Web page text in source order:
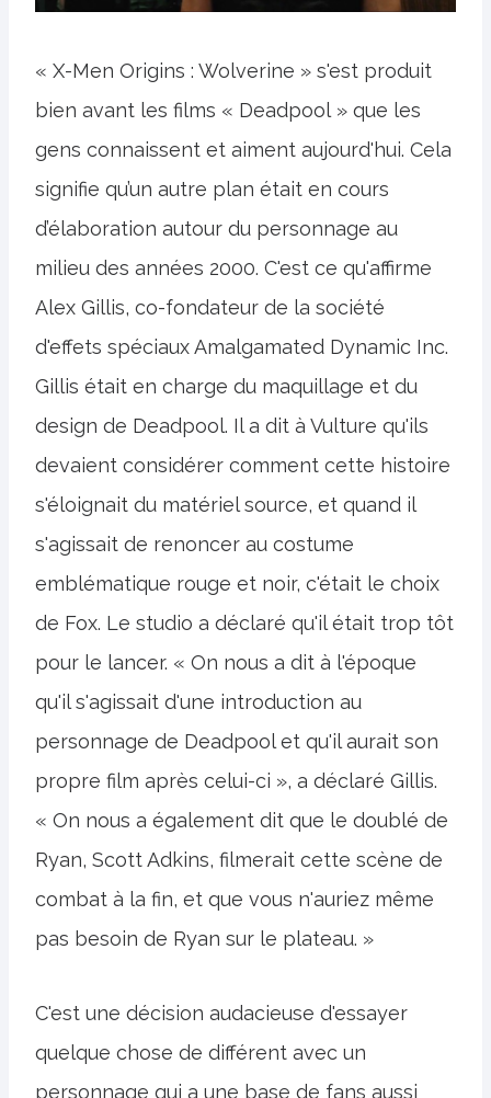
« X-Men Origins : Wolverine » s'est produit
bien avant les films « Deadpool » que les
gens connaissent et aiment aujourd'hui. Cela
signifie qu’un autre plan était en cours
d’élaboration autour du personnage au
milieu des années 2000. C'est ce qu'affirme
Alex Gillis, co-fondateur de la société
d'effets spéciaux Amalgamated Dynamic Inc.
Gillis était en charge du maquillage et du
design de Deadpool. Il a dit à Vulture qu'ils
devaient considérer comment cette histoire
s'éloignait du matériel source, et quand il
s'agissait de renoncer au costume
emblématique rouge et noir, c'était le choix
de Fox. Le studio a déclaré qu'il était trop tôt
pour le lancer. « On nous a dit à l'époque
qu'il s'agissait d'une introduction au
personnage de Deadpool et qu'il aurait son
propre film après celui-ci », a déclaré Gillis.
« On nous a également dit que le doublé de
Ryan, Scott Adkins, filmerait cette scène de
combat à la fin, et que vous n'auriez même
pas besoin de Ryan sur le plateau. »
C'est une décision audacieuse d'essayer
quelque chose de différent avec un
personnage qui a une base de fans aussi